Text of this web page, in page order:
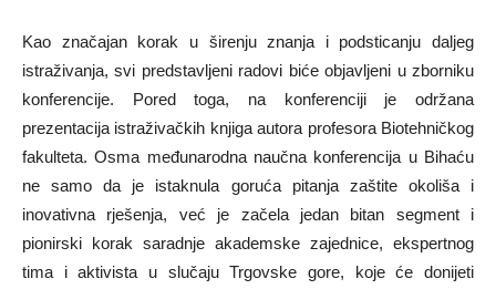
Kao značajan korak u širenju znanja i podsticanju daljeg
istraživanja, svi predstavljeni radovi biće objavljeni u zborniku
konferencije. Pored toga, na konferenciji je održana
prezentacija istraživačkih knjiga autora profesora Biotehničkog
fakulteta. Osma međunarodna naučna konferencija u Bihaću
ne samo da je istaknula goruća pitanja zaštite okoliša i
inovativna rješenja, već je začela jedan bitan segment i
pionirski korak saradnje akademske zajednice, ekspertnog
tima i aktivista u slučaju Trgovske gore, koje će donijeti